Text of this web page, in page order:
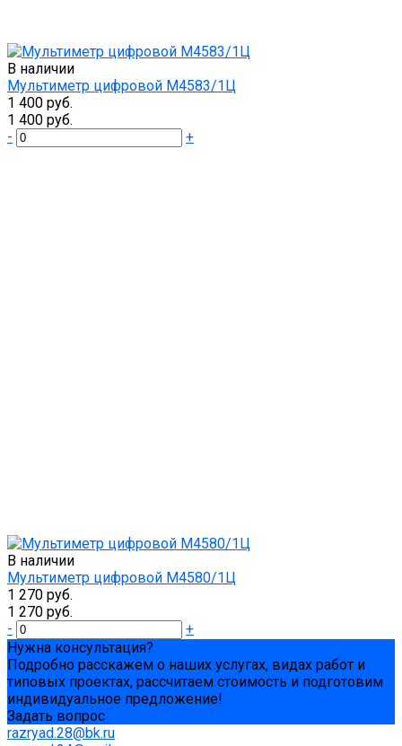
В наличии
Мультиметр цифровой М4583/1Ц
1 400 руб.
1 400 руб.
-
+
В наличии
Мультиметр цифровой М4580/1Ц
1 270 руб.
1 270 руб.
-
+
Нужна консультация?
Подробно расскажем о наших услугах, видах работ и
типовых проектах, рассчитаем стоимость и подготовим
индивидуальное предложение!
Задать вопрос
razryad.28@bk.ru